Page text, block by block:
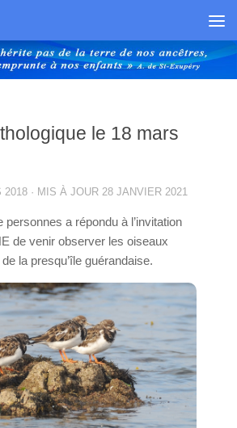
le 18 mars
2018 · MIS À JOUR 28 JANVIER 2021
personnes a répondu à l’invitation
de venir observer les oiseaux
la presqu’île guérandaise.